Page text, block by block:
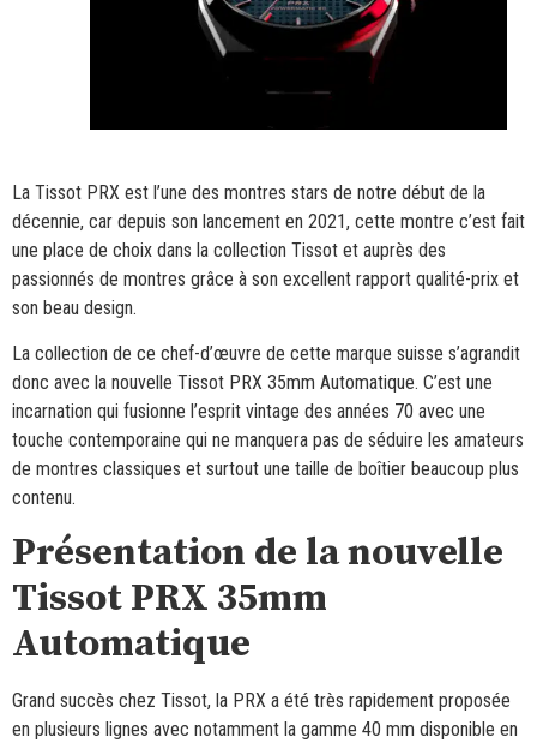
La Tissot PRX est l’une des montres stars de notre début de la
décennie, car depuis son lancement en 2021, cette montre c’est fait
une place de choix dans la collection Tissot et auprès des
passionnés de montres grâce à son excellent rapport qualité-prix et
son beau design.
La collection de ce chef-d’œuvre de cette marque suisse s’agrandit
donc avec la nouvelle Tissot PRX 35mm Automatique. C’est une
incarnation qui fusionne l’esprit vintage des années 70 avec une
touche contemporaine qui ne manquera pas de séduire les amateurs
de montres classiques et surtout une taille de boîtier beaucoup plus
contenu.
Présentation de la nouvelle
Tissot PRX 35mm
Automatique
Grand succès chez Tissot, la PRX a été très rapidement proposée
en plusieurs lignes avec notamment la gamme 40 mm disponible en